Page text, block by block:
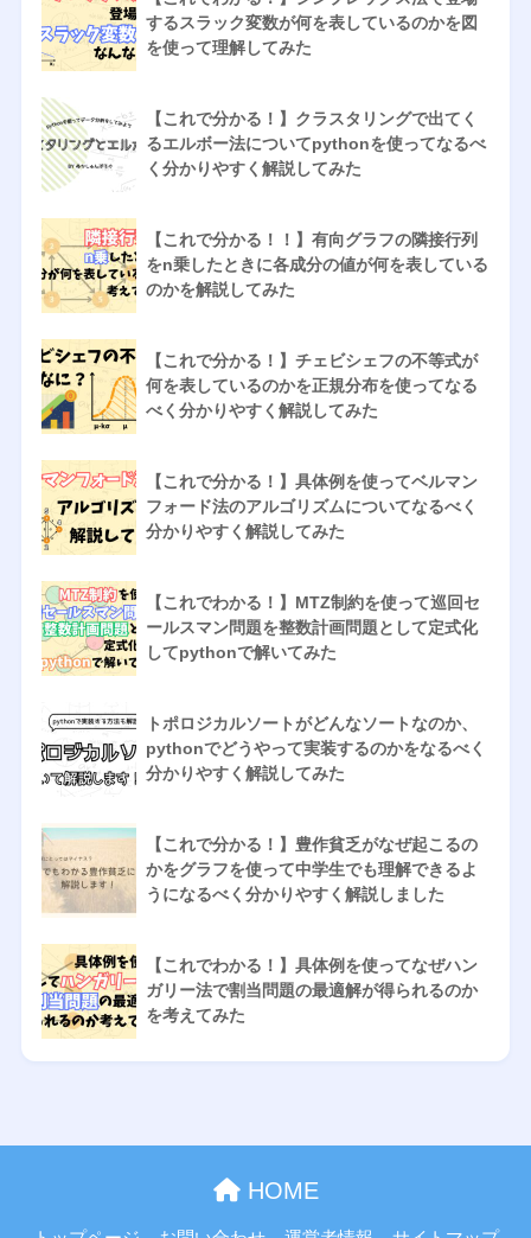
するスラック変数が何を表しているのかを図
を使って理解してみた
【これで分かる！】クラスタリングで出てく
るエルボー法についてpythonを使ってなるべ
く分かりやすく解説してみた
【これで分かる！！】有向グラフの隣接行列
をn乗したときに各成分の値が何を表している
のかを解説してみた
【これで分かる！】チェビシェフの不等式が
何を表しているのかを正規分布を使ってなる
べく分かりやすく解説してみた
【これで分かる！】具体例を使ってベルマン
フォード法のアルゴリズムについてなるべく
分かりやすく解説してみた
【これでわかる！】MTZ制約を使って巡回セ
ールスマン問題を整数計画問題として定式化
してpythonで解いてみた
トポロジカルソートがどんなソートなのか、
pythonでどうやって実装するのかをなるべく
分かりやすく解説してみた
【これで分かる！】豊作貧乏がなぜ起こるの
かをグラフを使って中学生でも理解できるよ
うになるべく分かりやすく解説しました
【これでわかる！】具体例を使ってなぜハン
ガリー法で割当問題の最適解が得られるのか
を考えてみた
HOME